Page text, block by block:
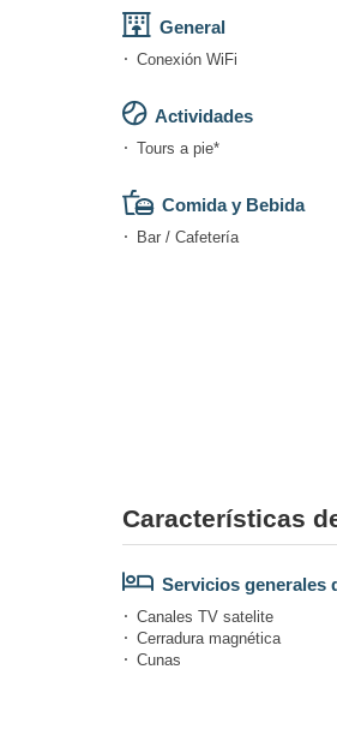
General
Conexión WiFi
Actividades
Tours a pie*
Comida y Bebida
Bar / Cafetería
Características
Servicios generales
Canales TV satelite
Cerradura magnética
Cunas